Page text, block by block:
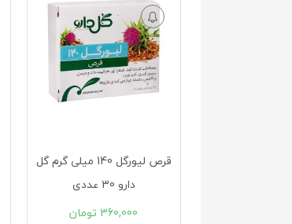
قرص سیم لیور 140 میلی گرم
سیمرغ دارو عطار 30 عددی
256,500 تومان